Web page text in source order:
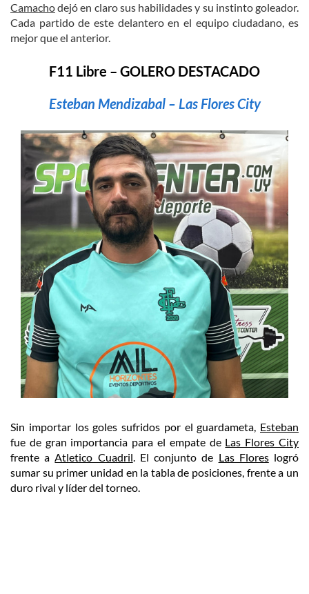
Camachodejó en claro sus habilidades y su instinto goleador.
Cada partido de este delantero en el equipo ciudadano, es
mejor que el anterior.
F11 Libre – GOLERO DESTACADO
Esteban Mendizabal – Las Flores City
Sin importar los goles sufridos por el guardameta, Esteban
fue de gran importancia para el empate de Las Flores City
frente aAtletico Cuadril. El conjunto de Las Floreslogró
sumar su primer unidad en la tabla de posiciones, frente a un
duro rival y líder del torneo.